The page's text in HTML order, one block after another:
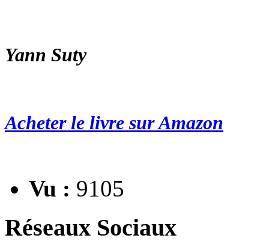
Yann Suty
Acheter le livre sur Amazon
Vu : 9105
Réseaux Sociaux